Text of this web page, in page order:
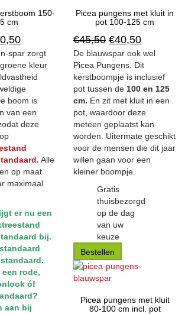
150-
cm
spar zorgt
kleur
boom is
van een
deze
Alle
op maat
maximaal
er nu een
bij.
rode,
óf
aan bij
Picea pungens met kluit in
pot 100-125 cm
€45,50 €40,50
De blauwspar ook wel
Picea Pungens. Dit
kerstboompje is inclusief
pot tussen de 100 en 125
cm. En zit met kluit in een
pot, waardoor deze
meteen geplaatst kan
worden. Uitermate geschikt
voor de mensen die dit jaar
willen gaan voor een
kleiner boompje.
Gratis
thuisbezorgd
op de dag
van uw
keuze
Bestellen
Picea pungens met kluit
80-100 cm incl. pot